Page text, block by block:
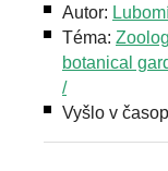
Autor:
Téma:
botanical
/
Vyšlo v